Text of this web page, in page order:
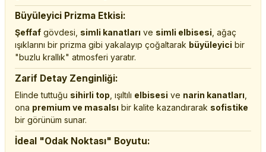
Büyüleyici Prizma Etkisi:
Şeffaf gövdesi, simli kanatları ve simli elbisesi , ağaç
ışıklarını bir prizma gibi yakalayıp çoğaltarak büyüleyici bir
"buzlu krallık" atmosferi yaratır.
Zarif Detay Zenginliği:
Elinde tuttuğu sihirli top , ışıltılı elbisesi ve narin kanatları
ona premium ve masalsı bir kalite kazandırarak sofistike
bir görünüm sunar.
İdeal "Odak Noktası" Boyutu: